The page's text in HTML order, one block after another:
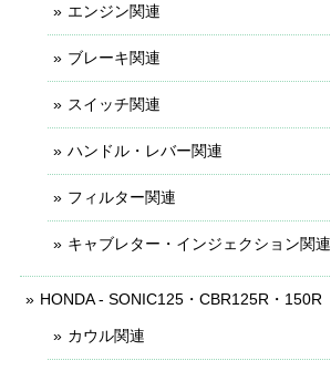
エンジン関連
ブレーキ関連
スイッチ関連
ハンドル・レバー関連
フィルター関連
キャブレター・インジェクション関連
HONDA - SONIC125・CBR125R・150R
カウル関連